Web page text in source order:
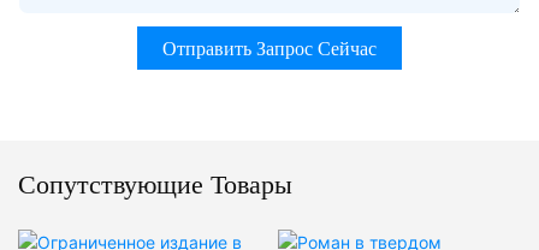
Отправить Запрос Сейчас
Сопутствующие Товары